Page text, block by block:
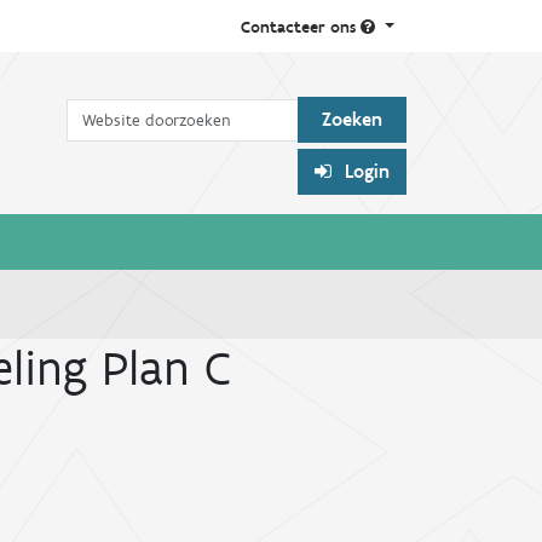
Contacteer ons
Zoek
Login
Plan C